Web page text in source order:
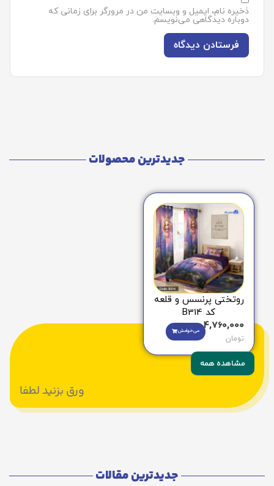
ذخیره نام، ایمیل و وبسایت من در مرورگر برای زمانی که
دوباره دیدگاهی می‌نویسم.
جدیدترین محصولات
روتختی پرنسس و قلعه
کد B314
4,760,000
تومان
می‌خوامش
مشاهده همه
ورق بزنید لطفا
جدیدترین مقالات